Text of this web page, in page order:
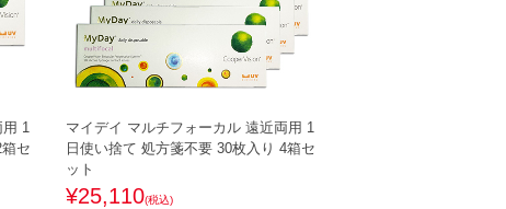
1
セ
マイデイ マルチフォーカル 遠近両用 1
日使い捨て 処方箋不要 30枚入り 4箱セ
ット
¥25,110(税込)